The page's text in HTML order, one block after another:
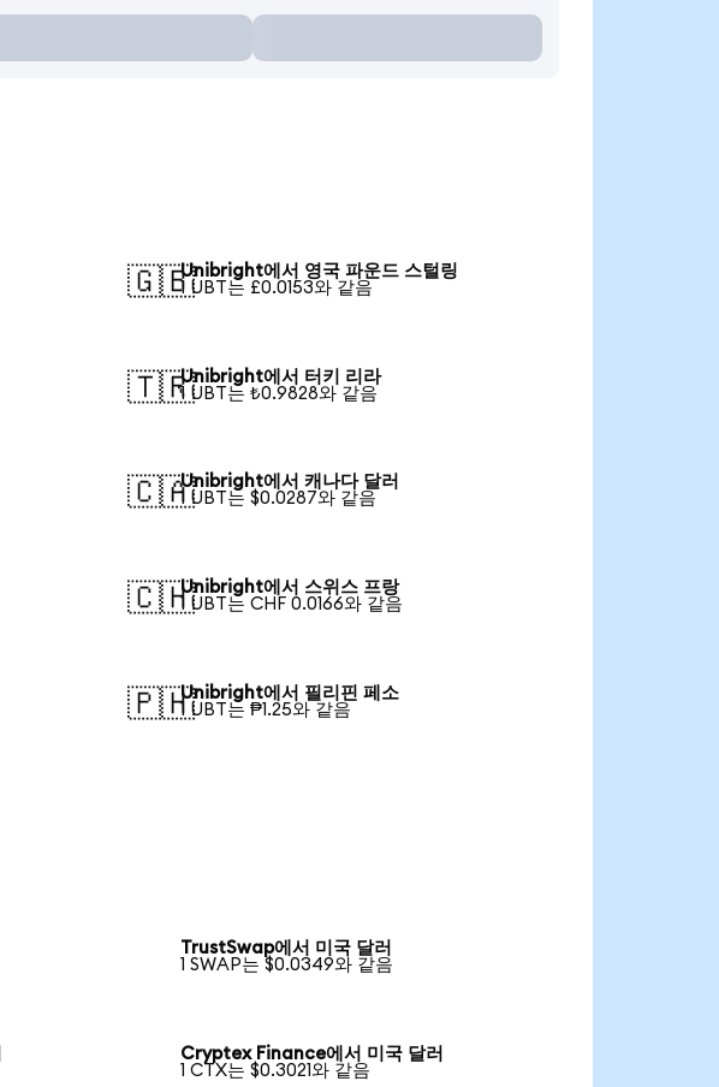
🇬🇧Unibright에서 영국 파운드 스털링
1 UBT는 £0.0153와 같음
🇹🇷Unibright에서 터키 리라
1 UBT는 ₺0.9828와 같음
🇨🇦Unibright에서 캐나다 달러
1 UBT는 $0.0287와 같음
🇨🇭Unibright에서 스위스 프랑
1 UBT는 CHF 0.0166와 같음
🇵🇭Unibright에서 필리핀 페소
1 UBT는 ₱1.25와 같음
TrustSwap에서 미국 달러
1 SWAP는 $0.0349와 같음
Cryptex Finance에서 미국 달러
1 CTX는 $0.3021와 같음